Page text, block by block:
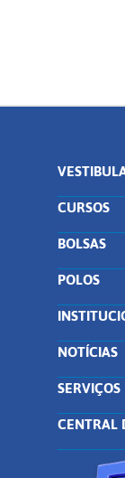
CURSOS
BOLSAS
POLOS
NOTÍCIAS
SERVIÇOS
CENTRAL